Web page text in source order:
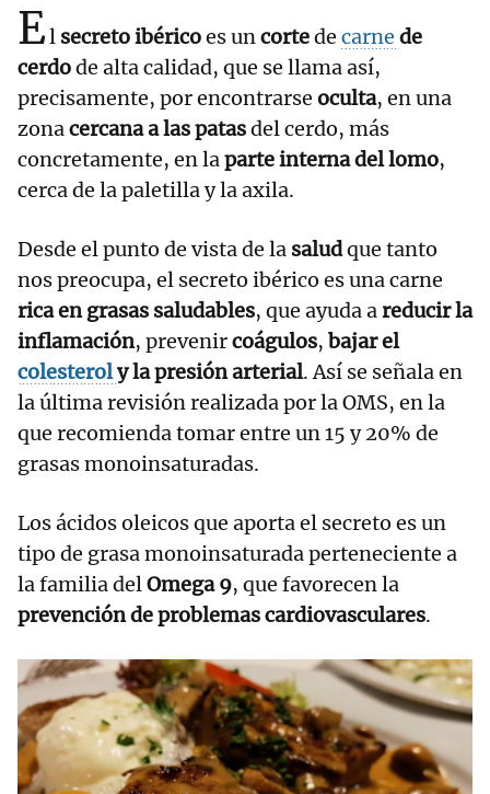
El secreto ibéricoes uncortede carne de
cerdode alta calidad, que se llama así,
precisamente, por encontrarse oculta, en una
zonacercana a las patasdel cerdo, más
concretamente, en laparte interna del lomo,
cerca de la paletilla y la axila.
Desde el punto de vista de la saludque tanto
nos preocupa, el secreto ibérico es una carne
rica en grasas saludables, que ayuda areducir la
inflamación, prevenircoágulos, bajar el
colesteroly la presión arterial. Así se señala en
la última revisión realizada por la OMS, en la
que recomienda tomar entre un 15 y 20% de
grasas monoinsaturadas.
Los ácidos oleicos que aporta el secreto es un
tipo de grasa monoinsaturada perteneciente a
la familia delOmega 9, que favorecen la
prevención de problemas cardiovasculares.